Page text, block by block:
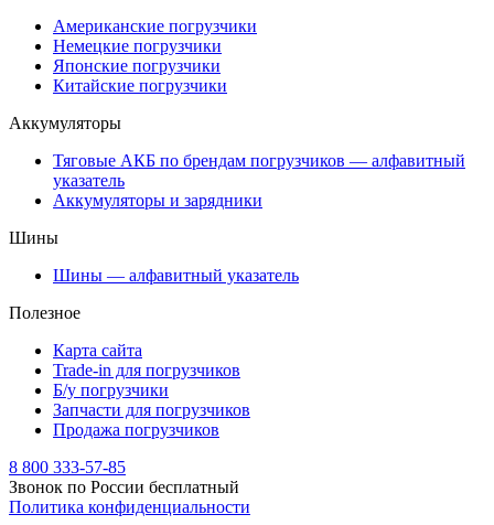
Американские погрузчики
Немецкие погрузчики
Японские погрузчики
Китайские погрузчики
Аккумуляторы
Тяговые АКБ по брендам погрузчиков — алфавитный
указатель
Аккумуляторы и зарядники
Шины
Шины — алфавитный указатель
Полезное
Карта сайта
Trade-in для погрузчиков
Б/у погрузчики
Запчасти для погрузчиков
Продажа погрузчиков
8 800 333-57-85
Звонок по России бесплатный
Политика конфиденциальности